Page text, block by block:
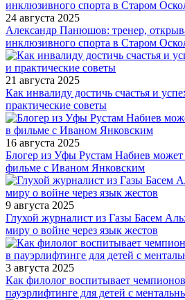
24 августа 2025
Александр Панюшов: тренер,
инклюзивного спорта в Старом
21 августа 2025
Как инвалиду достичь счастья и
практические советы
16 августа 2025
Блогер из Уфы Рустам Набиев может
фильме с Иваном Янковским
9 августа 2025
Глухой журналист из Газы Басем
миру о войне через язык жестов
3 августа 2025
Как филолог воспитывает
пауэрлифтинге для детей с